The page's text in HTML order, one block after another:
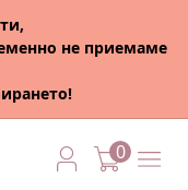
не приемаме
0